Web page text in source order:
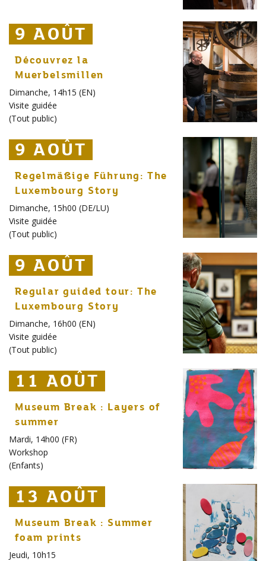
9 AOÛT
9 AOÛT
9 AOÛT
Découvrez la
Muerbelsmillen
Dimanche, 14h15 (EN)
Visite guidée
(Tout public)
9 AOÛT
9 AOÛT
9 AOÛT
Regelmäßige Führung: The
Luxembourg Story
Dimanche, 15h00 (DE/LU)
Visite guidée
(Tout public)
9 AOÛT
9 AOÛT
9 AOÛT
Regular guided tour: The
Luxembourg Story
Dimanche, 16h00 (EN)
Visite guidée
(Tout public)
11 AOÛT
11 AOÛT
11 AOÛT
Museum Break : Layers of
summer
Mardi, 14h00 (FR)
Workshop
(Enfants)
13 AOÛT
13 AOÛT
13 AOÛT
Museum Break : Summer
foam prints
Jeudi, 10h15